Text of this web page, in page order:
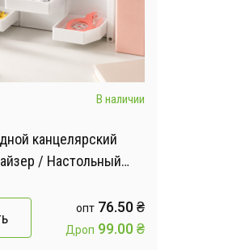
В наличии
канцелярский
/ Настольный
FOLDING BOX
28х24,5см
опт 76.50₴
Дроп 99.00₴